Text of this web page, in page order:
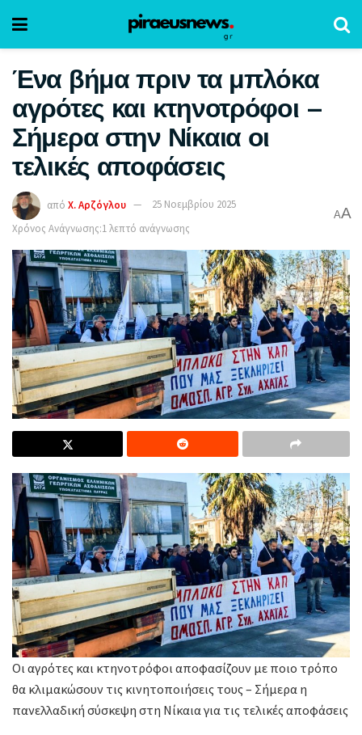
Ένα βήμα πριν τα μπλόκα
αγρότες και κτηνοτρόφοι –
Σήμερα στην Νίκαια οι
τελικές αποφάσεις
από Χ. Αρζόγλου
25 Νοεμβρίου 2025
Χρόνος Ανάγνωσης:1 λεπτό ανάγνωσης
AA
Οι αγρότες και κτηνοτρόφοι αποφασίζουν με ποιο τρόπο
θα κλιμακώσουν τις κινητοποιήσεις τους – Σήμερα η
πανελλαδική σύσκεψη στη Νίκαια για τις τελικές αποφάσεις